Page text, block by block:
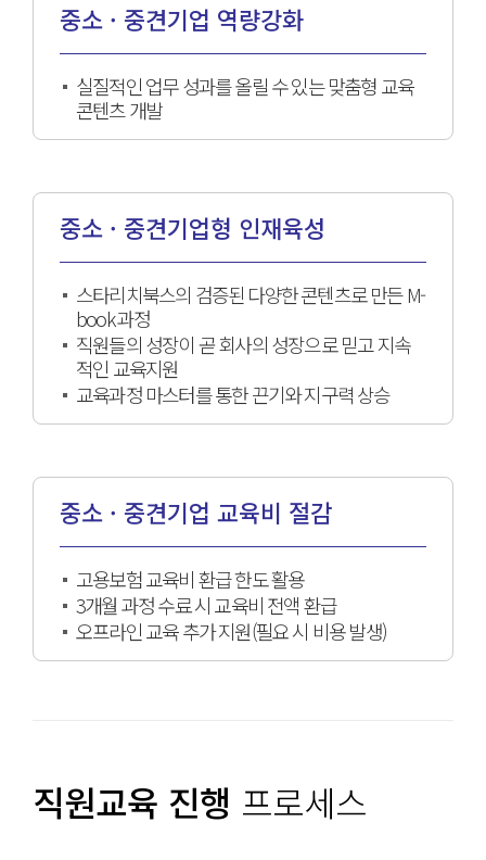
중소 · 중견기업 역량강화
실질적인 업무 성과를 올릴 수 있는 맞춤형 교육
콘텐츠 개발
중소 · 중견기업형 인재육성
스타리치북스의 검증된 다양한 콘텐츠로 만든 M-
book 과정
직원들의 성장이 곧 회사의 성장으로 믿고 지속
적인 교육지원
교육과정 마스터를 통한 끈기와 지구력 상승
중소 · 중견기업 교육비 절감
고용보험 교육비 환급 한도 활용
3개월 과정 수료 시 교육비 전액 환급
오프라인 교육 추가 지원(필요 시 비용 발생)
직원교육 진행 프로세스